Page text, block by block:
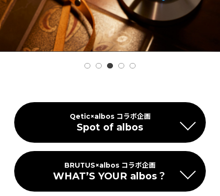
Qetic×albosコラボ企画
Spot of albos
BRUTUS×albos コラボ企画
WHAT’S YOUR albos？